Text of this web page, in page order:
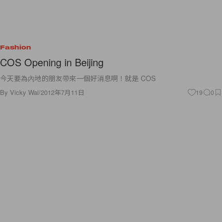
Fashion
COS Opening in Beijing
今天要為內地的朋友帶來一個好消息啊！就是 COS
By Vicky Wai/2012年7月11日 19 0